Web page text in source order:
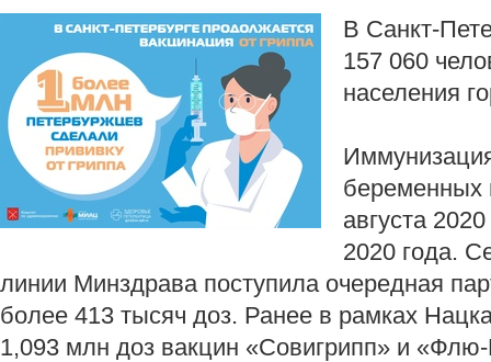
В Санкт-
157 060
населения
беременных
августа
2020 года.
линии Минздрава поступила очередная
более 413 тысяч доз. Ранее в рамках
1,093 млн доз вакцин «Совигрипп» и